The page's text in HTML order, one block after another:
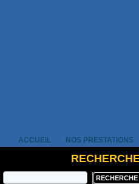
ACCUEIL NOS PRESTATIONS